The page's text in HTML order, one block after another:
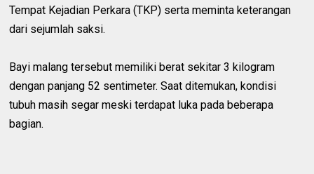
Tempat Kejadian Perkara (TKP) serta meminta keterangan
dari sejumlah saksi.
Bayi malang tersebut memiliki berat sekitar 3 kilogram
dengan panjang 52 sentimeter. Saat ditemukan, kondisi
tubuh masih segar meski terdapat luka pada beberapa
bagian.